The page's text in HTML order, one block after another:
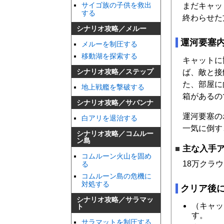
サイゴ族の子供を救出
する
シナリオ攻略／メルー
メルーを制圧する
移動湖を探索する
シナリオ攻略／ステップ
地上戦艦を撃破する
シナリオ攻略／サバンナ
白アリを退治する
シナリオ攻略／コムルー
ン島
コムルーン火山を固め
る
コムルーン島の危機に
対処する
シナリオ攻略／サラマッ
ト
サラマットを制圧する
まだキャ
終わらせ
運河要塞
キャット
ば、敵と
た、部屋
箱がある
運河要塞
一気に倒
主な入手
18万クラ
クリア後
（キャ
す。